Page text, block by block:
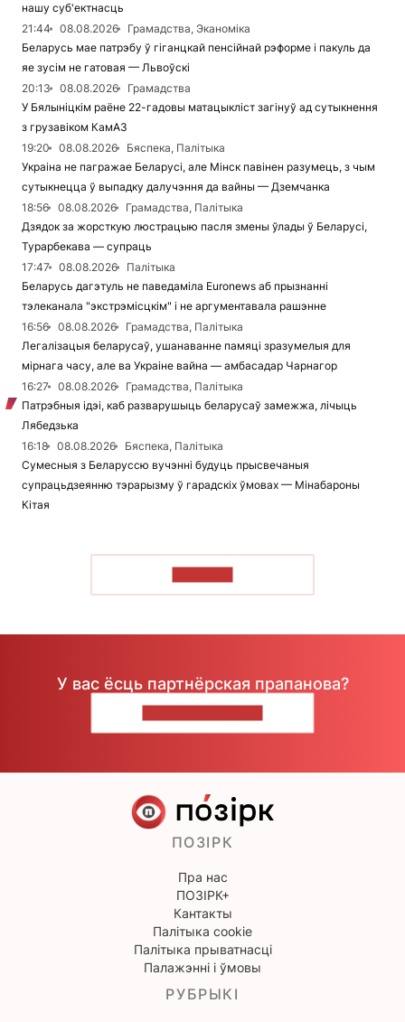
нашу суб'ектнасць
21:44
08.08.2026
Грамадства, Эканоміка
Беларусь мае патрэбу ў гіганцкай пенсійнай рэформе і пакуль да
яе зусім не гатовая — Львоўскі
20:13
08.08.2026
Грамадства
У Бялыніцкім раёне 22-гадовы матацыкліст загінуў ад сутыкнення
з грузавіком КамАЗ
19:20
08.08.2026
Бяспека, Палітыка
Украіна не пагражае Беларусі, але Мінск павінен разумець, з чым
сутыкнецца ў выпадку далучэння да вайны — Дземчанка
18:56
08.08.2026
Грамадства, Палітыка
Дзядок за жорсткую люстрацыю пасля змены ўлады ў Беларусі,
Турарбекава — супраць
17:47
08.08.2026
Палітыка
Беларусь дагэтуль не паведаміла Euronews аб прызнанні
тэлеканала "экстрэмісцкім" і не аргументавала рашэнне
16:56
08.08.2026
Грамадства, Палітыка
Легалізацыя беларусаў, ушанаванне памяці зразумелыя для
мірнага часу, але ва Украіне вайна — амбасадар Чарнагор
16:27
08.08.2026
Грамадства, Палітыка
Патрэбныя ідэі, каб разварушыць беларусаў замежжа, лічыць
Лябедзька
16:18
08.08.2026
Бяспека, Палітыка
Сумесныя з Беларуссю вучэнні будуць прысвечаныя
супрацьдзеянню тэрарызму ў гарадскіх ўмовах — Мінабароны
Кітая
У вас ёсць партнёрская прапанова?
ПОЗІРК
Пра нас
ПОЗІРК+
Кантакты
Палітыка cookie
Палітыка прыватнасці
Палажэнні і ўмовы
РУБРЫКІ